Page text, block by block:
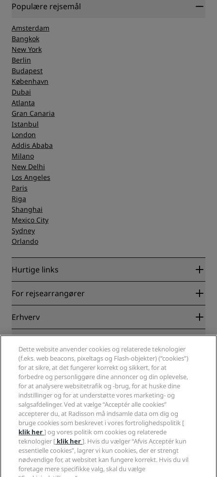
og Regole d’Ampezzo Museum for Etnografi. Byen er vært
Cortina vært for FIS’ verdensmesterskaber i alpint skiløb,
og i 2026 vil Cortina, sammen med Milano, være vært for
De Olympiske Vinterlege. Cortina d’Ampezzo byder på
noget for alle fra friluftsentusiaster til modeeksperter,
foodies og kulturinteresserede.
Populære rejsemål
Amsterdam
Bangkok
New York
Berlin
Budapest
København
Dubai
Atlanta
Gran Canaria
Istanbul
London
Addis Ababa
Milano
New Delhi
Los Angeles
Paris
Riga
Shanghai
Mexico City
Sydney
Orlando
Hurtige links
Radisson Rewards
Blog
Destinationer
Nye og kommende hoteller
Radisson Hotels-APP
Sports Approved-hoteller
Familievenlige hoteller
Sundhed og sikkerhed
For rejsearrangører
Partnere
Erhverv
Radisson Hotel Group
Medier
Karriere i RHG
Karriere i PPHE
Karrierer EHL
The Club by RHG
Udviklingsmuligheder
Ansvarlig virksomhed
Indkøb
Fortrolighedscenter
Juridiske oplysninger
Radisson Rewards vilkår og betingelser
Aftale vedrørende brug af hjemmesiden
Digital tilgængelighed
Erklæring om moderne slaveri
Hjælp
Advarsler til forbrugere
Kontakt
Ofte stillede spørgsmål
Sitemap
Sociale medier
Radisson Hotels-brands
Dette website anvender cookies og relaterede teknologier
(f.eks. web beacons, pixeltags og Flash-objekter) (“cookies”)
for at sikre, at det fungerer korrekt og sikkert, for at
forbedre og personliggøre dine annoncer og din oplevelse,
for at analysere websitetrafik og -brug, for at huske dine
indstillinger og for at understøtte vores marketing- og
salgsafdelinger. Ved at vælge “Acceptér alle cookies”
accepterer du, at Radisson må indsamle data om dig og
bruge cookies som beskrevet i vores fortrolighedspolitik [
klik her] og vores politik om cookies og relaterede
teknologier [ klik her]. Hvis du vælger “Afvis Acceptér kun
essentielle cookies”, lagrer vi kun cookies, der er strengt
nødvendige for, at websitet kan fungere korrekt. Hvis du vil
foretage mere specifikke valg, skal du vælge